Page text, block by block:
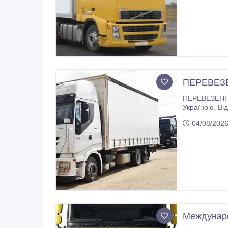
ПЕРЕВЕЗЕННЯ ВАНТАЖІВ ЧЕХІЯ -
Україною. Від 100 кг., 1м3 до 22т, 120м3. В наявності тентовані вантажівки та
04/08/2026